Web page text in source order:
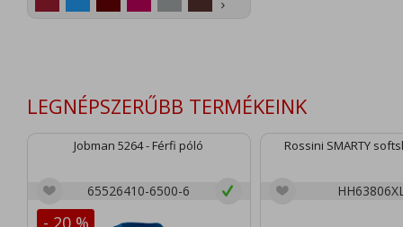
LEGNÉPSZERŰBB TERMÉKEINK
Jobman 5264 - Férfi póló
65526410-6500-6
- 20 %
Rossini SMARTY